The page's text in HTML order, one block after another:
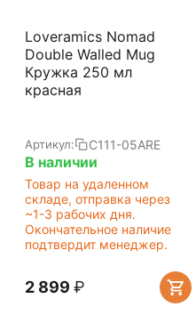
Loveramics Nomad
Double Walled Mug
Кружка 250 мл
красная
Артикул: C111-05ARE
В наличии
Товар на удаленном
складе, отправка через
~1-3 рабочих дня.
Окончательное наличие
подтвердит менеджер.
2 899 ₽